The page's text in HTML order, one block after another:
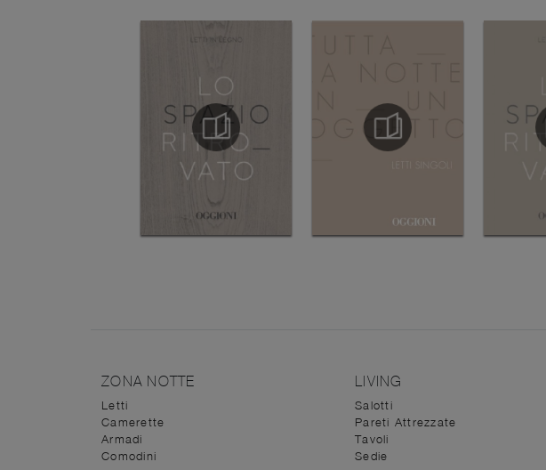
ZONA NOTTE
Letti
Camerette
Armadi
Comodini
LIVING
Salotti
Pareti Attrezzate
Tavoli
Sedie